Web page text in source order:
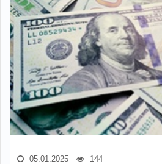
05.01.2025 144